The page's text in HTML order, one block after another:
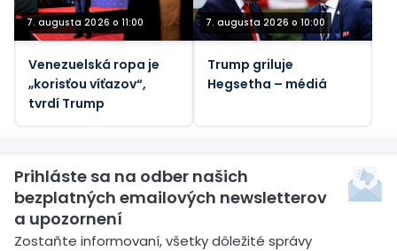
7. augusta 2026 o 11:00
Venezuelská ropa je
„korisťou víťazov“,
tvrdí Trump
7. augusta 2026 o 10:00
Trump griluje
Hegsetha – médiá
Prihláste sa na odber našich
bezplatných emailových newsletterov
a upozornení
Zostaňte informovaní, všetky dôležité správy